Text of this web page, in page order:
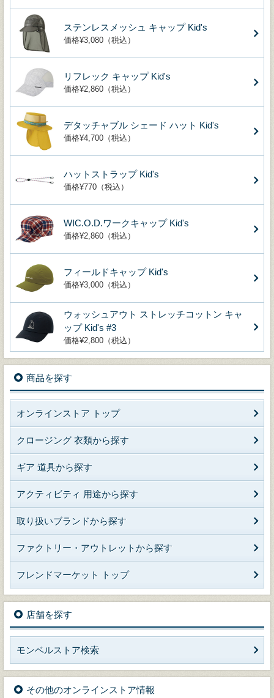
ステンレスメッシュ キャップ Kid's
価格¥3,080（税込）
リフレック キャップ Kid's
価格¥2,860（税込）
デタッチャブル シェード ハット Kid's
価格¥4,700（税込）
ハットストラップ Kid's
価格¥770（税込）
WIC.O.D.ワークキャップ Kid's
価格¥2,860（税込）
フィールドキャップ Kid's
価格¥3,000（税込）
ウォッシュアウト ストレッチコットン キャ
ップ Kid's #3
価格¥2,800（税込）
商品を探す
オンラインストア トップ
クロージング 衣類から探す
ギア 道具から探す
アクティビティ 用途から探す
取り扱いブランドから探す
ファクトリー・アウトレットから探す
フレンドマーケット トップ
店舗を探す
モンベルストア検索
その他のオンラインストア情報